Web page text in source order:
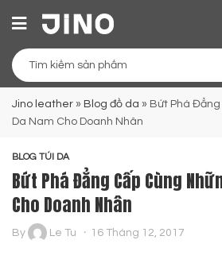
Jino leather » Blog đồ da » Bứt Phá
Da Nam Cho Doanh Nhân
BLOG TÚI DA
Bứt Phá Đẳng Cấp Cùng
Cho Doanh Nhân
By Le Tu 16 Tháng 12, 2017